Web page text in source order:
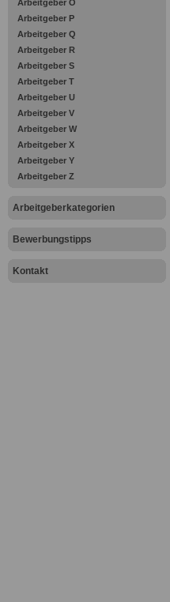
Arbeitgeber O
Arbeitgeber P
Arbeitgeber Q
Arbeitgeber R
Arbeitgeber S
Arbeitgeber T
Arbeitgeber U
Arbeitgeber V
Arbeitgeber W
Arbeitgeber X
Arbeitgeber Y
Arbeitgeber Z
Arbeitgeberkategorien
Bewerbungstipps
Kontakt